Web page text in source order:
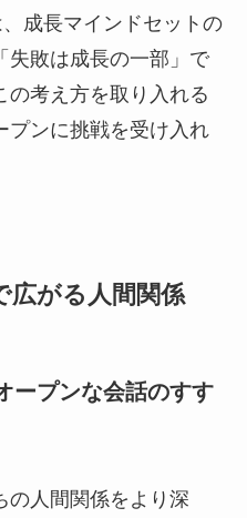
成長マインドセットの
失敗は成長の一部」で
の考え方を取り入れる
プンに挑戦を受け入れ
広がる人間関係
ープンな会話のすす
の人間関係をより深